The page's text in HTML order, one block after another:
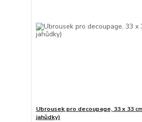
Ubrousek pro decoupage, 33 x 33
jahůdky)